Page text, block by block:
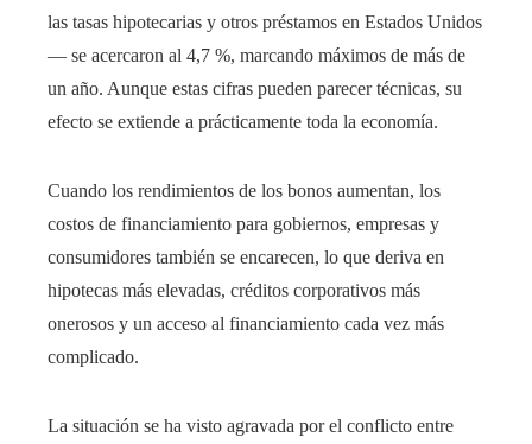
las tasas hipotecarias y otros préstamos en Estados Unidos
— se acercaron al 4,7 %, marcando máximos de más de
un año. Aunque estas cifras pueden parecer técnicas, su
efecto se extiende a prácticamente toda la economía.
Cuando los rendimientos de los bonos aumentan, los
costos de financiamiento para gobiernos, empresas y
consumidores también se encarecen, lo que deriva en
hipotecas más elevadas, créditos corporativos más
onerosos y un acceso al financiamiento cada vez más
complicado.
La situación se ha visto agravada por el conflicto entre